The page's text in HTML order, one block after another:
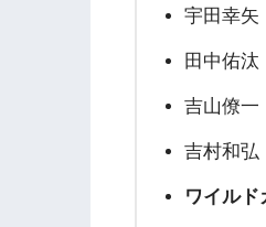
宇田幸矢
田中佑汰
吉山僚
吉村和
ワイルド